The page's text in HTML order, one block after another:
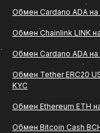
проходит обмен
сервис
описание всех
оформления
безопасности.
Что такое
ADA
Обмен Cardano ADA на
Обмен Chainlink LINK
Обмен Cardano ADA на
Обмен Tether ERC20
KYC
Обмен Ethereum ETH
Обмен Bitcoin Cash